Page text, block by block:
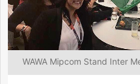
WAWA Mipcom Stand Inter